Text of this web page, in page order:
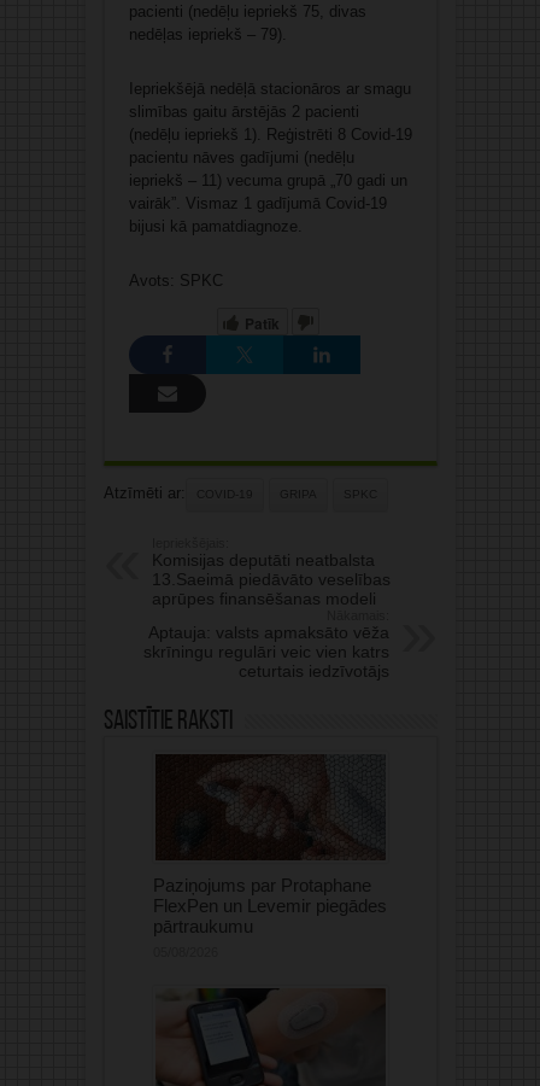
pacienti (nedēļu iepriekš 75, divas
nedēļas iepriekš – 79).
Iepriekšējā nedēļā stacionāros ar smagu
slimības gaitu ārstējās 2 pacienti
(nedēļu iepriekš 1). Reģistrēti 8 Covid-19
pacientu nāves gadījumi (nedēļu
iepriekš – 11) vecuma grupā „70 gadi un
vairāk”. Vismaz 1 gadījumā Covid-19
bijusi kā pamatdiagnoze.
Avots: SPKC
Patīk
Atzīmēti ar: COVID-19 GRIPA SPKC
Komisijas deputāti neatbalsta
13.Saeimā piedāvāto veselības
aprūpes finansēšanas modeli
Aptauja: valsts apmaksāto vēža
skrīningu regulāri veic vien katrs
ceturtais iedzīvotājs
Saistītie raksti
Paziņojums par Protaphane
FlexPen un Levemir piegādes
pārtraukumu